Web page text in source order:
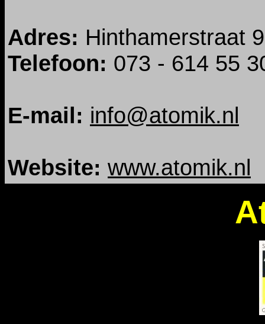
Adres: Hinthamerstraat
Telefoon: 073 - 614 55
E-mail: info@atomik.nl
Website: www.atomik.nl